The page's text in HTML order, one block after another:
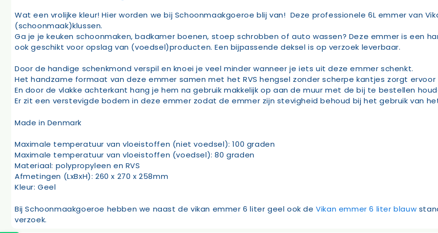
Wat een vrolijke kleur! Hier worden we bij Schoonmaakgoeroe blij van! Deze professionele 6L emmer van
(schoonmaak)klussen.
Ga je je keuken schoonmaken, badkamer boenen, stoep schrobben of auto wassen? Deze emmer is een
ook geschikt voor opslag van (voedsel)producten. Een bijpassende deksel is op verzoek leverbaar.
Door de handige schenkmond verspil en knoei je veel minder wanneer je iets uit deze emmer schenkt.
Het handzame formaat van deze emmer samen met het RVS hengsel zonder scherpe kantjes zorgt
En door de vlakke achterkant hang je hem na gebruik makkelijk op aan de muur met de bij te bestellen
Er zit een verstevigde bodem in deze emmer zodat de emmer zijn stevigheid behoud bij het gebruik van
Made in Denmark
Maximale temperatuur van vloeistoffen (niet voedsel): 100 graden
Maximale temperatuur van vloeistoffen (voedsel): 80 graden
Materiaal: polypropyleen en RVS
Afmetingen (LxBxH): 260 x 270 x 258mm
Kleur: Geel
Bij Schoonmaakgoeroe hebben we naast de vikan emmer 6 liter geel ook deVikan emmer 6 liter blauw
verzoek.